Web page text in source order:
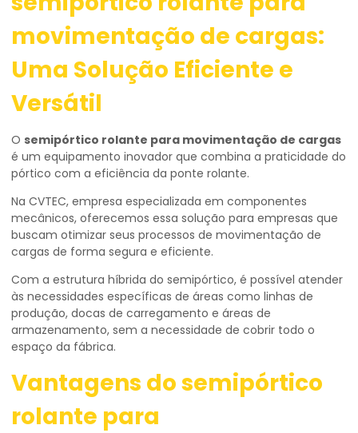
movimentação de cargas:
Uma Solução Eficiente e
Versátil
O semipórtico rolante para movimentação de cargas
é um equipamento inovador que combina a praticidade do
pórtico com a eficiência da ponte rolante.
Na CVTEC, empresa especializada em componentes
mecânicos, oferecemos essa solução para empresas que
buscam otimizar seus processos de movimentação de
cargas de forma segura e eficiente.
Com a estrutura híbrida do semipórtico, é possível atender
às necessidades específicas de áreas como linhas de
produção, docas de carregamento e áreas de
armazenamento, sem a necessidade de cobrir todo o
espaço da fábrica.
Vantagens dosemipórtico
rolante para